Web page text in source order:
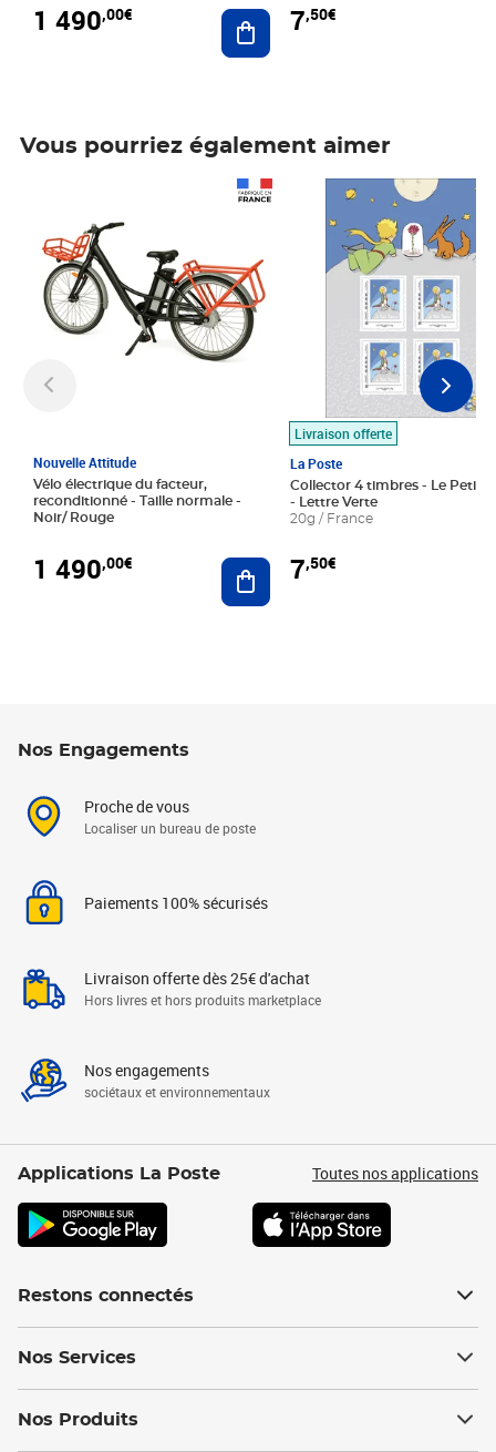
1 490,00€ Ajouter au panier
7,50€
Vous pourriez également aimer
Nouvelle Attitude
Vélo électrique du facteur,
reconditionné - Taille normale -
Noir/ Rouge
1 490,00€ Ajouter au panier
Livraison offerte
La Poste
Collector 4 timbres - Le Petit
- Lettre Verte
20g / France
7,50€
Prix 7,50€
Nos Engagements
Proche de vous
Localiser un bureau de poste
Paiements 100% sécurisés
Livraison offerte dès 25€ d'achat
Hors livres et hors produits marketplace
Nos engagements
sociétaux et environnementaux
Applications La Poste Toutes nos applications
Restons connectés
Nos Services
Nos Produits